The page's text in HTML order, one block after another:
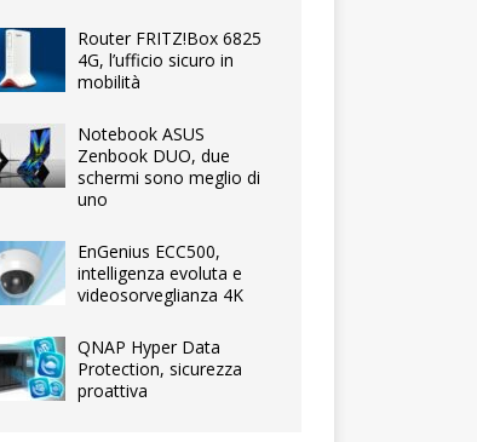
Router FRITZ!Box 6825
4G, l’ufficio sicuro in
mobilità
Notebook ASUS
Zenbook DUO, due
schermi sono meglio di
uno
EnGenius ECC500,
intelligenza evoluta e
videosorveglianza 4K
QNAP Hyper Data
Protection, sicurezza
proattiva